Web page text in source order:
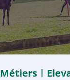
Métiers